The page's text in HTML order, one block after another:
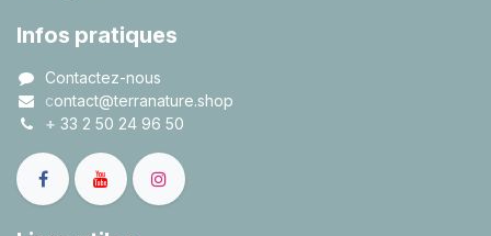
Infos pratiques
Contactez-nous
contact@terranature.shop
+ 33 2 50 24 96 50